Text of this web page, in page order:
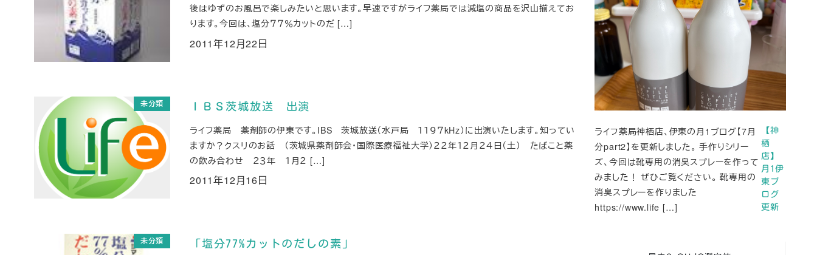
後はゆずのお風呂で楽しみたいと思います。早速ですがライフ薬局では減塩の商品を沢山揃えてお
ります。今回は、塩分７７％カットのだ […]
投稿日
2011年12月22日
未分類 ＩＢＳ茨城放送 出演
ライフ薬局 薬剤師の伊東です。IBS 茨城放送（水戸局 １１９７kHz）に出演いたします。知ってい
ますか？クスリのお話 （茨城県薬剤師会・国際医療福祉大学）２２年１２月２４日（土） たばこと薬
の飲み合わせ ２３年 １月２ […]
投稿日
2011年12月16日
未分類 「塩分77%カットのだしの素」
【神
栖
店】
月1伊
東ブ
ログ
更新
ライフ薬局神栖店、伊東の月1ブログ【7月
分part2】を更新しました。 手作りシリー
ズ、今回は靴専用の消臭スプレーを作って
みました！ ぜひご覧ください。 靴専用の
消臭スプレーを作りました
https://www.life […]